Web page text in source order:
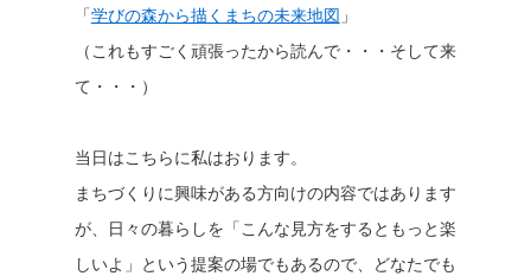
「学びの森から描くまちの未来地図 」
（これもすごく頑張ったから読んで・・・そして来
て・・・）
当日はこちらに私はおります。
まちづくりに興味がある方向けの内容ではあります
が、日々の暮らしを「こんな見方をするともっと楽
しいよ」という提案の場でもあるので、どなたでも